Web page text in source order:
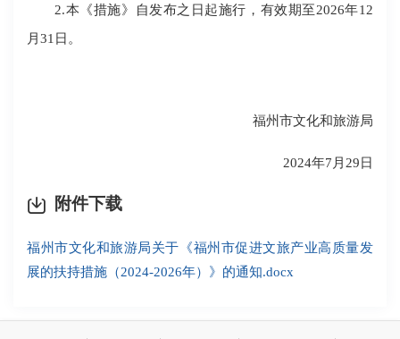
2.本《措施》自发布之日起施行，有效期至2026年12
月31日。
福州市文化和旅游局
2024年7月29日
附件下载
福州市文化和旅游局关于《福州市促进文旅产业高质量发
展的扶持措施（2024-2026年）》的通知.docx